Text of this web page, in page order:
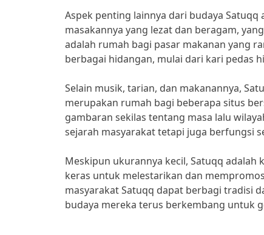
Aspek penting lainnya dari budaya
masakannya yang lezat dan beragam,
adalah rumah bagi pasar makanan yang
berbagai hidangan, mulai dari kari pedas
Selain musik, tarian, dan makanannya,
merupakan rumah bagi beberapa situs
gambaran sekilas tentang masa lalu
sejarah masyarakat tetapi juga berfungsi
Meskipun ukurannya kecil, Satuqq
keras untuk melestarikan dan
masyarakat Satuqq dapat berbagi tradisi
budaya mereka terus berkembang untuk